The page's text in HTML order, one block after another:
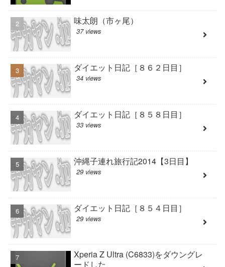
味太朗（市ヶ尾）
37 views
ダイエット日記［８６２日目］
34 views
ダイエット日記［８５８日目］
33 views
沖縄子連れ旅行記2014【3日目】
29 views
ダイエット日記［８５４日目］
29 views
Xperia Z Ultra (C6833)をダウングレ
ードした